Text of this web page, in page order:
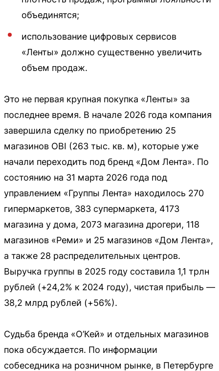
объединятся;
использование цифровых сервисов
«Ленты» должно существенно увеличить
объем продаж.
Это не первая крупная покупка «Ленты» за
последнее время. В начале 2026 года компания
завершила сделку по приобретению 25
магазинов OBI (263 тыс. кв. м), которые уже
начали переходить под бренд «Дом Лента». По
состоянию на 31 марта 2026 года под
управлением «Группы Лента» находилось 270
гипермаркетов, 383 супермаркета, 4173
магазина у дома, 2073 магазина дрогери, 118
магазинов «Реми» и 25 магазинов «Дом Лента»,
а также 28 распределительных центров.
Выручка группы в 2025 году составила 1,1 трлн
рублей (+24,2% к 2024 году), чистая прибыль —
38,2 млрд рублей (+56%).
Судьба бренда «О’Кей» и отдельных магазинов
пока обсуждается. По информации
собеседника на розничном рынке, в Петербурге